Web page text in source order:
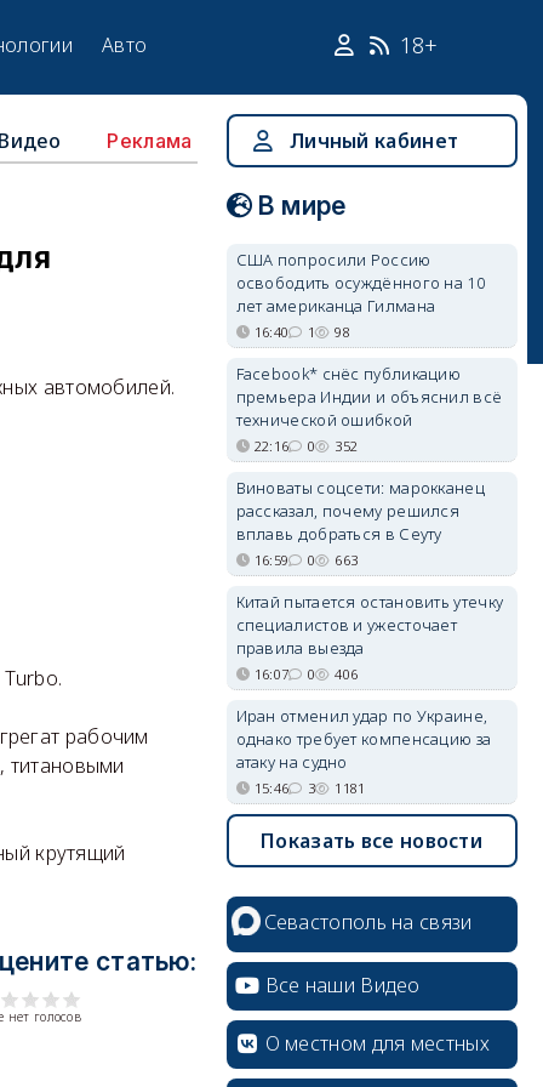
Авто 18+
Видео Реклама
автомобилей.
рабочим
титановыми
крутящий
статью:
нет голосов
Личный кабинет
В мире
США попросили Россию
освободить осуждённого на 10
лет американца Гилмана
16:40 1 98
Facebook* снёс публикацию
премьера Индии и объяснил всё
технической ошибкой
22:16 0 352
Виноваты соцсети: марокканец
рассказал, почему решился
вплавь добраться в Сеуту
16:59 0 663
Китай пытается остановить утечку
специалистов и ужесточает
правила выезда
16:07 0 406
Иран отменил удар по Украине,
однако требует компенсацию за
атаку на судно
15:46 3 1181
Показать все новости
Севастополь на связи
Все наши Видео
О местном для местных